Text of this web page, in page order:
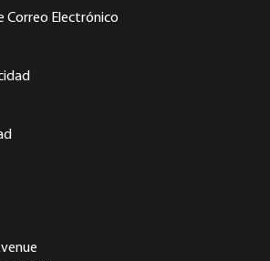
Correo Electrónico